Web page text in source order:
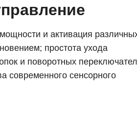
и активация
простота ухода
и поворотных
современного сенсорного